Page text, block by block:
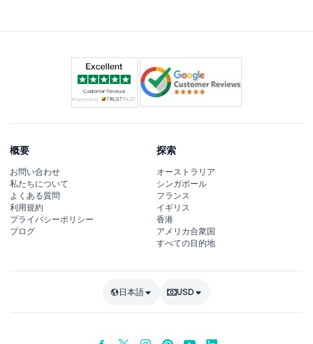
概要
お問い合わせ
私たちについて
よくある質問
利用規約
プライバシーポリシー
ブログ
探索
オーストラリア
シンガポール
フランス
イギリス
香港
アメリカ合衆国
すべての目的地
日本語 USD